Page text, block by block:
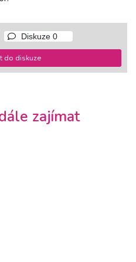
Diskuze 0
do diskuze
zajímat